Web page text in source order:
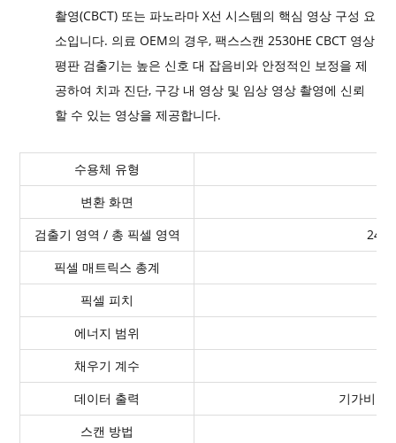
촬영(CBCT) 또는 파노라마 X선 시스템의 핵심 영상 구성 요
소입니다. 의료 OEM의 경우, 팩스스캔 2530HE CBCT 영상
평판 검출기는 높은 신호 대 잡음비와 안정적인 보정을 제
공하여 치과 진단, 구강 내 영상 및 임상 영상 촬영에 신뢰
할 수 있는 영상을 제공합니다.
수용체 유형
변환 화면
검출기 영역 / 총 픽셀 영역
24.9
픽셀 매트릭스 총계
픽셀 피치
에너지 범위
채우기 계수
데이터 출력
기가비트
스캔 방법